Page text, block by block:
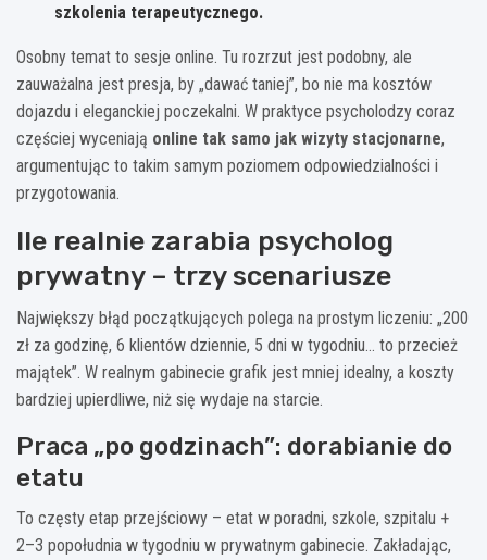
szkolenia terapeutycznego.
Osobny temat to sesje online. Tu rozrzut jest podobny, ale
zauważalna jest presja, by „dawać taniej”, bo nie ma kosztów
dojazdu i eleganckiej poczekalni. W praktyce psycholodzy coraz
częściej wyceniają online tak samo jak wizyty stacjonarne,
argumentując to takim samym poziomem odpowiedzialności i
przygotowania.
Ile realnie zarabia psycholog
prywatny – trzy scenariusze
Największy błąd początkujących polega na prostym liczeniu: „200
zł za godzinę, 6 klientów dziennie, 5 dni w tygodniu… to przecież
majątek”. W realnym gabinecie grafik jest mniej idealny, a koszty
bardziej upierdliwe, niż się wydaje na starcie.
Praca „po godzinach”: dorabianie do
etatu
To częsty etap przejściowy – etat w poradni, szkole, szpitalu +
2–3 popołudnia w tygodniu w prywatnym gabinecie. Zakładając,